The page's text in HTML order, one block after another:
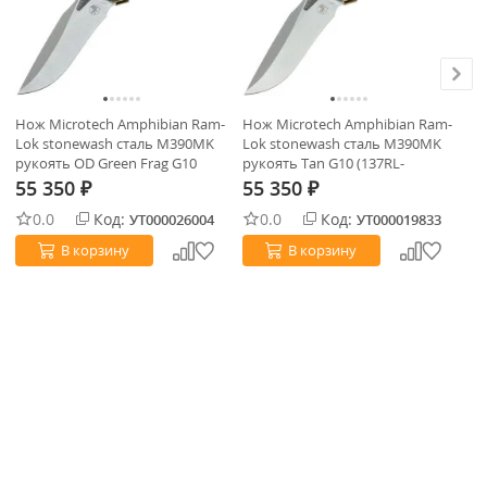
Нож Microtech Amphibian Ram-
Lok stonewash сталь M390MK
рукоять OD Green Frag G10
(137RL-10FRGTOD)
55 350 ₽
0.0 Код: УТ000026004
В корзину
Нож Microtech Amphibian Ram-
Lok stonewash сталь M390MK
рукоять Tan G10 (137RL-
10FLGTTA)
55 350 ₽
0.0 Код: УТ000019833
В корзину